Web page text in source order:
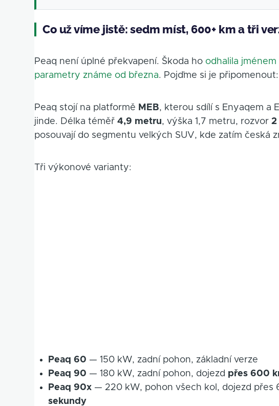
Co už víme jistě: sedm míst, 600+ km a tři
Peaq není úplné překvapení. Škoda ho odhalila
parametry známe od března. Pojďme si je připomenout:
Peaq stojí na platformě MEB, kterou sdílí s Enyaqem a
jinde. Délka téměř4,9 metru, výška 1,7 metru, rozvor2
posouvají do segmentu velkých SUV, kde zatím česká
Tři výkonové varianty:
Peaq 60 — 150 kW, zadní pohon, základní verze
Peaq 90 — 180 kW, zadní pohon, dojezd přes 600
Peaq 90x — 220 kW, pohon všech kol, dojezd přes
sekundy